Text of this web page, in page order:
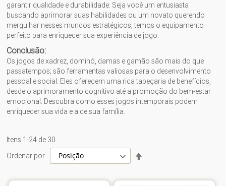
garantir qualidade e durabilidade. Seja você um entusiasta
buscando aprimorar suas habilidades ou um novato querendo
mergulhar nesses mundos estratégicos, temos o equipamento
perfeito para enriquecer sua experiência de jogo.
Conclusão:
Os jogos de xadrez, dominó, damas e gamão são mais do que
passatempos; são ferramentas valiosas para o desenvolvimento
pessoal e social. Eles oferecem uma rica tapeçaria de benefícios,
desde o aprimoramento cognitivo até a promoção do bem-estar
emocional. Descubra como esses jogos intemporais podem
enriquecer sua vida e a de sua família.
Itens 1-24 de 30
Ordenar por